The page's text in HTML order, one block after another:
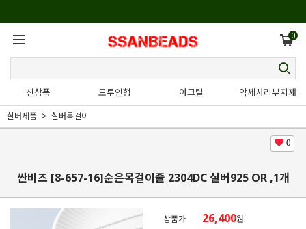
0
신상품 모루인형 아크릴 악세사리부자재
실버제품 실버목걸이
0
싼비즈 [8-657-16]순은목걸이줄 2304DC 실버925 OR ,1개
상품가 26,400원